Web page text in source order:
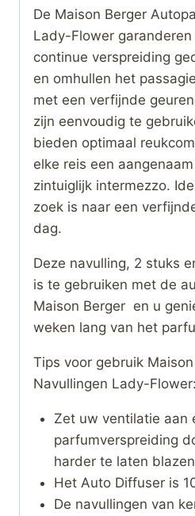
De Maison Berger
Lady-Flower
continue verspreiding
en omhullen het
met een verfijnde
zijn eenvoudig te
bieden optimaal
elke reis een
zintuiglijk intermezzo.
zoek is naar een
dag.
Deze navulling, 2 stuks
is te gebruiken met de
Maison Berger en u
weken lang van het
Tips voor gebruik
Navullingen Lady-Flower:
Zet uw ventilatie aan
parfumverspreiding
harder te laten
Het Auto Diffuser is
De navullingen van